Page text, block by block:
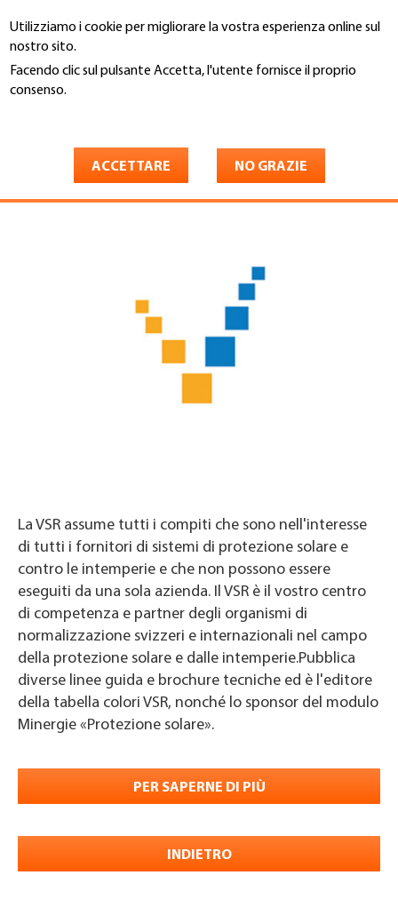
Utilizziamo i cookie per migliorare la vostra esperienza online sul
nostro sito.
Facendo clic sul pulsante Accetta, l'utente fornisce il proprio
consenso.
ACCETTARE NO GRAZIE
al
contenuto
principale
You
La VSR assume tutti i compiti che sono nell'interesse
di tutti i fornitori di sistemi di protezione solare e
contro le intemperie e che non possono essere
eseguiti da una sola azienda. Il VSR è il vostro centro
di competenza e partner degli organismi di
normalizzazione svizzeri e internazionali nel campo
della protezione solare e dalle intemperie.Pubblica
diverse linee guida e brochure tecniche ed è l'editore
della tabella colori VSR, nonché lo sponsor del modulo
Minergie «Protezione solare».
PER SAPERNE DI PIÙ
INDIETRO